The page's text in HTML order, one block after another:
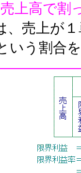
上高で割
、売上が
いう割合